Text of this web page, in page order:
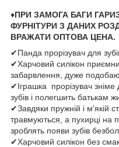
♦ПРИ ЗАМОГА БАГИ
ФУРНІТУРИ З ДАНИХ
ВРАЖАТИ ОПТОВА ЦЕНА.
✔Панда прорізувач для
✔Харчовий силікон
забарвлення, дуже
✔Іграшка прорізувач
зубів і полегшить батькам
✔Завдяки пружній і м'якій
травмуються, а пухирці на
зроблять появи зубів
✔Харчовий силікон без